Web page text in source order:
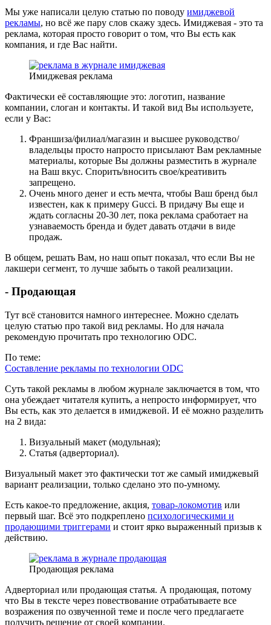
Мы уже написали целую статью по поводу имиджевой
рекламы, но всё же пару слов скажу здесь. Имиджевая - это та
реклама, которая просто говорит о том, что Вы есть как
компания, и где Вас найти.
Имиджевая реклама
Фактически её составляющие это: логотип, название
компании, слоган и контакты. И такой вид Вы используете,
если у Вас:
Франшиза/филиал/магазин и высшее руководство/
владельцы просто напросто присылают Вам рекламные
материалы, которые Вы должны разместить в журнале
на Ваш вкус. Спорить/вносить свое/креативить
запрещено.
Очень много денег и есть мечта, чтобы Ваш бренд был
известен, как к примеру Gucci. B придачу Вы еще и
ждать согласны 20-30 лет, пока реклама сработает на
узнаваемость бренда и будет давать отдачи в виде
продаж.
В общем, решать Вам, но наш опыт показал, что если Вы не
лакшери сегмент, то лучше забыть о такой реализации.
- Продающая
Тут всё становится намного интереснее. Можно сделать
целую статью про такой вид рекламы. Но для начала
рекомендую прочитать про технологию ODC.
По теме:
Составление рекламы по технологии ODC
Суть такой рекламы в любом журнале заключается в том, что
она убеждает читателя купить, а непросто информирует, что
Вы есть, как это делается в имиджевой. И её можно разделить
на 2 вида:
Визуальный макет (модульная);
Статья (адверториал).
Визуальный макет это фактически тот же самый имиджевый
вариант реализации, только сделано это по-умному.
Есть какое-то предложение, акция, товар-локомотив или
первый шаг. Всё это подкреплено психологическими и
продающими триггерами и стоит ярко выраженный призыв к
действию.
Продающая реклама
Адверториал или продающая статья. А продающая, потому
что Вы в тексте через повествование отрабатываете все
возражения по озвученной теме и после чего предлагаете
получить решение от своей компании.